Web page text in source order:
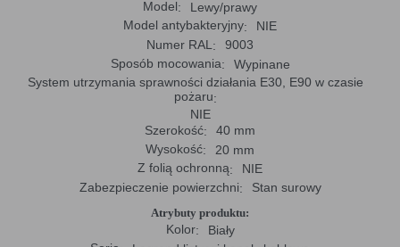
wydawców i reklamodawców, personalizować
reklamy, mogą być używane również do
wyświetlania reklam poza stronami witryny
(domeny)
umożliwiają dostosowanie wyświetlanych
informacji do lokalizacji użytkownika
umożliwiają właścicielom witryn lepiej
zrozumieć preferencje ich użytkowników i
poprzez analizę ulepszać i rozwijać produkty
i usługi. Zazwyczaj właściciel witryny lub
firma badawcza zbiera anonimowo
informacje i przetwarza dane na temat
trendów bez identyfikowania danych
osobowych poszczególnych użytkowników
Model
Lewy/prawy
Model antybakteryjny
NIE
Numer RAL
9003
Sposób mocowania
Wypinane
System utrzymania sprawności działania E30, E90 w czasie
pożaru
NIE
Szerokość
40 mm
Wysokość
20 mm
Z folią ochronną
NIE
Zabezpieczenie powierzchni
Stan surowy
Atrybuty produktu:
Kolor
Biały